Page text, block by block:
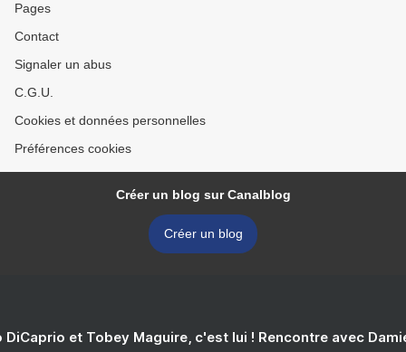
Pages
Contact
Signaler un abus
C.G.U.
Cookies et données personnelles
Préférences cookies
Créer un blog sur Canalblog
Créer un blog
DiCaprio et Tobey Maguire, c'est lui ! Rencontre avec